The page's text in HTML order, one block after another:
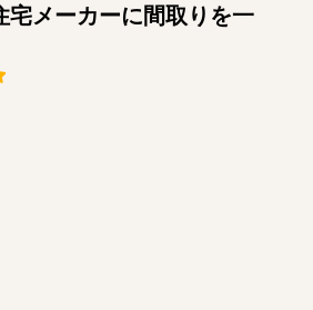
宅メーカーに間取りを一